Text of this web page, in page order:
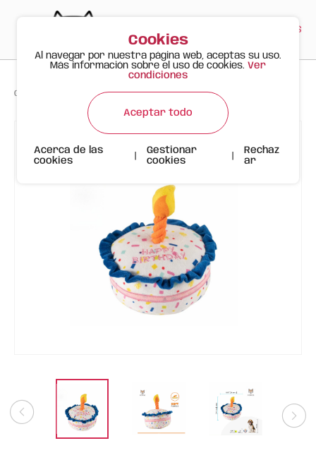
ES
Gato Feliz Productos > > Tarta de Cumpleaños | Perro | FOFOS
Cookies
Al navegar por nuestra página web, aceptas su uso.
Más información sobre el uso de cookies. Ver
condiciones
Aceptar todo
Acerca de las
cookies
Gestionar
cookies
Rechaz
ar